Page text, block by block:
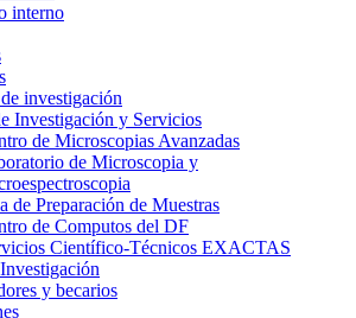
interno
investigación
Investigación y Servicios
de Microscopias Avanzadas
de Microscopia y
de Preparación de Muestras
de Computos del DF
Científico-Técnicos EXACTAS
y becarios